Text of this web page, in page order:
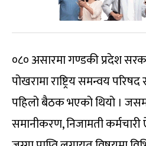
०८० असारमा गण्डकी प्रदेश
पोखरामा राष्ट्रिय समन्वय
पहिलो बैठक भएको थियो ।
समानीकरण, निजामती कर्मचारी